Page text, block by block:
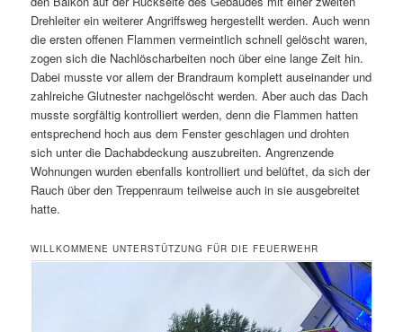
Drehleiter ein weiterer Angriffsweg hergestellt werden. Auch wenn
die ersten offenen Flammen vermeintlich schnell gelöscht waren,
zogen sich die Nachlöscharbeiten noch über eine lange Zeit hin.
Dabei musste vor allem der Brandraum komplett auseinander und
zahlreiche Glutnester nachgelöscht werden. Aber auch das Dach
musste sorgfältig kontrolliert werden, denn die Flammen hatten
entsprechend hoch aus dem Fenster geschlagen und drohten
sich unter die Dachabdeckung auszubreiten. Angrenzende
Wohnungen wurden ebenfalls kontrolliert und belüftet, da sich der
Rauch über den Treppenraum teilweise auch in sie ausgebreitet
hatte.
WILLKOMMENE UNTERSTÜTZUNG FÜR DIE FEUERWEHR